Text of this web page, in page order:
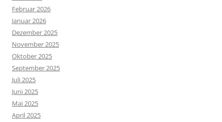
Februar 2026
Januar 2026
Dezember 2025
November 2025
Oktober 2025
September 2025
Juli 2025
Juni 2025
Mai 2025
April 2025